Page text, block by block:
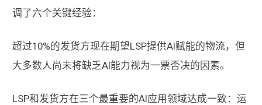
调了六个关键经验：
超过10%的发货方现在期望LSP提供AI赋能的物流，但
大多数人尚未将缺乏AI能力视为一票否决的因素。
LSP和发货方在三个最重要的AI应用领域达成一致：运